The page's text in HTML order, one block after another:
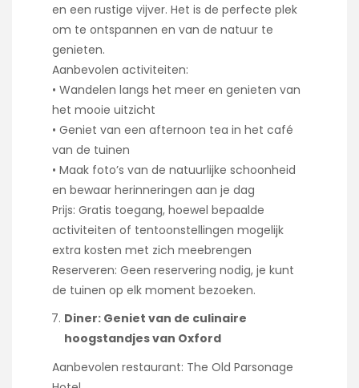
en een rustige vijver. Het is de perfecte plek
om te ontspannen en van de natuur te
genieten.
Aanbevolen activiteiten:
• Wandelen langs het meer en genieten van
het mooie uitzicht
• Geniet van een afternoon tea in het café
van de tuinen
• Maak foto’s van de natuurlijke schoonheid
en bewaar herinneringen aan je dag
Prijs: Gratis toegang, hoewel bepaalde
activiteiten of tentoonstellingen mogelijk
extra kosten met zich meebrengen
Reserveren: Geen reservering nodig, je kunt
de tuinen op elk moment bezoeken.
Diner: Geniet van de culinaire
hoogstandjes van Oxford
Aanbevolen restaurant: The Old Parsonage